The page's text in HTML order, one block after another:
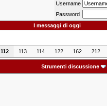
Username
Password
I messaggi di oggi
112 113 114 122 162 212
Strumenti discussione